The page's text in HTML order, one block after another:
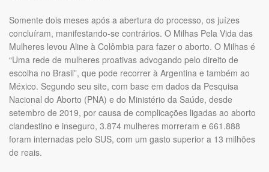
Somente dois meses após a abertura do processo, os juízes
concluíram, manifestando-se contrários. O Milhas Pela Vida das
Mulheres levou Aline à Colômbia para fazer o aborto. O Milhas é
“Uma rede de mulheres proativas advogando pelo direito de
escolha no Brasil”, que pode recorrer à Argentina e também ao
México. Segundo seu site, com base em dados da Pesquisa
Nacional do Aborto (PNA) e do Ministério da Saúde, desde
setembro de 2019, por causa de complicações ligadas ao aborto
clandestino e inseguro, 3.874 mulheres morreram e 661.888
foram internadas pelo SUS, com um gasto superior a 13 milhões
de reais.